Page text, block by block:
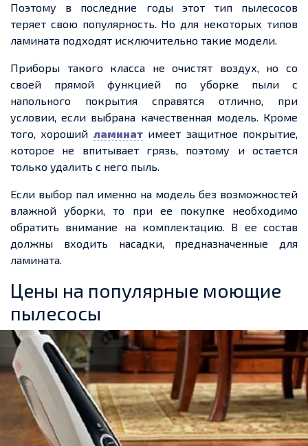
Поэтому в последние годы этот тип пылесосов
теряет свою популярность. Но для некоторых типов
ламината подходят исключительно такие модели.
Приборы такого класса не очистят воздух, но со
своей прямой функцией по уборке пыли с
напольного покрытия справятся отлично, при
условии, если выбрана качественная модель. Кроме
того, хороший ламинатимеет защитное покрытие,
которое не впитывает грязь, поэтому и остается
только удалить с него пыль.
Если выбор пал именно на модель без возможностей
влажной уборки, то при ее покупке необходимо
обратить внимание на комплектацию. В ее состав
должны входить насадки, предназначенные для
ламината.
Цены на популярные моющие
пылесосы